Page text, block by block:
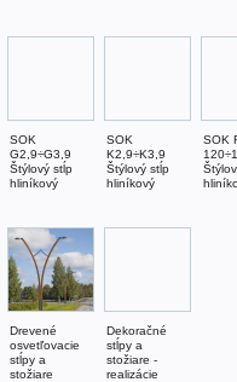
SOK
G2,9÷G3,9
Štýlový stĺp
hliníkový
SOK
K2,9÷K3,9
Štýlový stĺp
hliníkový
SOK
Drevené
osvetľovacie
stĺpy a
stožiare
Dekoračné
stĺpy a
stožiare -
realizácie